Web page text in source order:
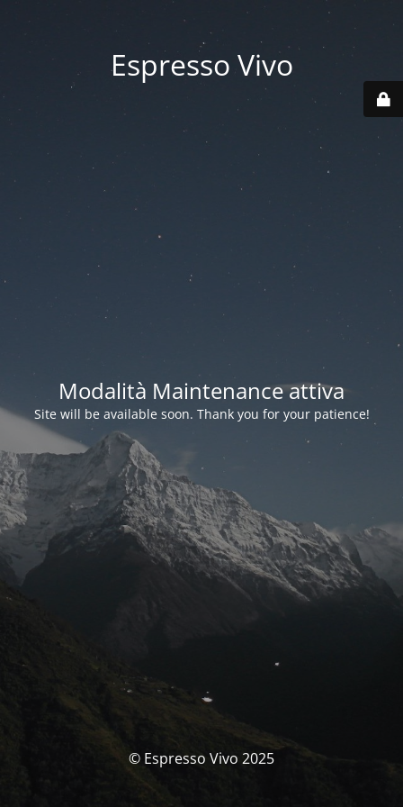
Espresso Vivo
Modalità Maintenance attiva
Site will be available soon. Thank you for your patience!
© Espresso Vivo 2025